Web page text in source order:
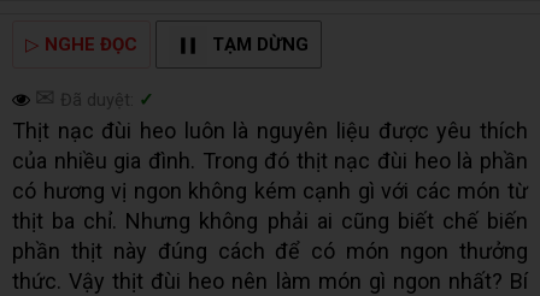
▷ NGHE ĐỌC TẠM DỪNG
✉ Đã duyệt: ✓
Thịt nạc đùi heo luôn là nguyên liệu được yêu thích
của nhiều gia đình. Trong đó thịt nạc đùi heo là phần
có hương vị ngon không kém cạnh gì với các món từ
thịt ba chỉ. Nhưng không phải ai cũng biết chế biến
phần thịt này đúng cách để có món ngon thưởng
thức. Vậy thịt đùi heo nên làm món gì ngon nhất? Bí